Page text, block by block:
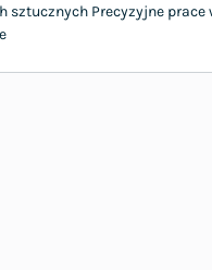
sztucznych Precyzyjne prace